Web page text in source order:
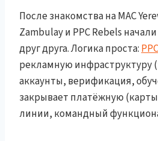
После знакомства на MAC
Zambulay и PPC Rebels
друг друга. Логика проста:
рекламную инфраструктуру
аккаунты, верификация,
закрывает платёжную
линии, командный